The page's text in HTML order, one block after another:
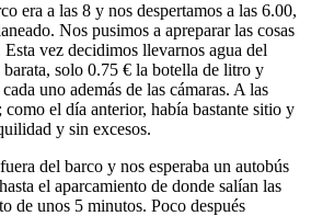
era a las 8 y nos despertamos a las 6.00,
Nos pusimos a apreparar las cosas
vez decidimos llevarnos agua del
solo 0.75 € la botella de litro y
uno además de las cámaras. A las
el día anterior, había bastante sitio y
y sin excesos.
del barco y nos esperaba un autobús
el aparcamiento de donde salían las
de unos 5 minutos. Poco después